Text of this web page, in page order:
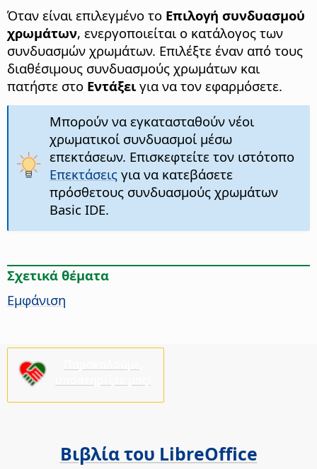
Όταν είναι επιλεγμένο το Επιλογή συνδυασμού
χρωμάτων, ενεργοποιείται ο κατάλογος των
συνδυασμών χρωμάτων. Επιλέξτε έναν από τους
διαθέσιμους συνδυασμούς χρωμάτων και
πατήστε στο Εντάξειγια να τον εφαρμόσετε.
Μπορούν να εγκατασταθούν νέοι
χρωματικοί συνδυασμοί μέσω
επεκτάσεων. Επισκεφτείτε τον ιστότοπο
Επεκτάσειςγια να κατεβάσετε
πρόσθετους συνδυασμούς χρωμάτων
Basic IDE.
Σχετικά θέματα
Εμφάνιση
Βιβλία του LibreOffice